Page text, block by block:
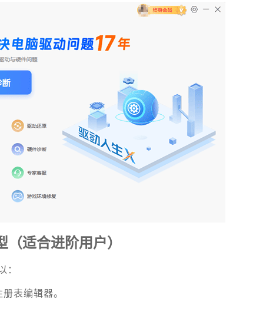
（适合进阶用户）
表编辑器。